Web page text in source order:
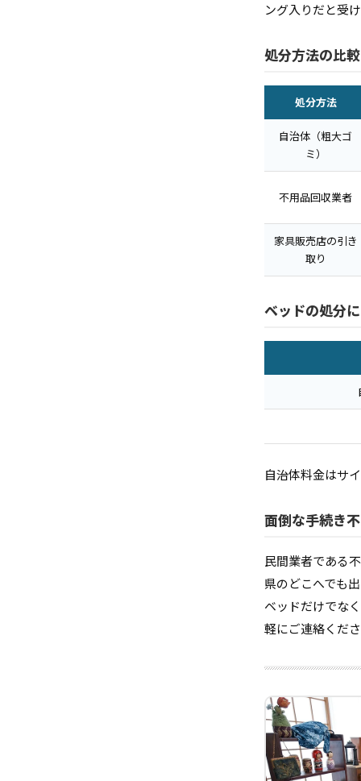
ング入りだと受
処分方法の比較
処分方法
自治体（粗大ゴ
ミ）
不用品回収業者
家具販売店の引き
取り
ベッドの処分
自治体料金はサ
面倒な手続き
民間業者である
県のどこへでも
ベッドだけでな
軽にご連絡くだ